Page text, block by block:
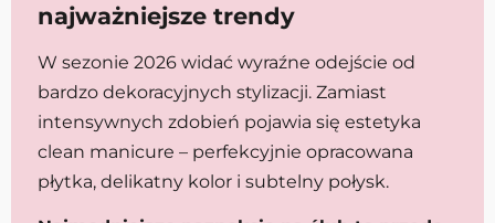
najważniejsze trendy
W sezonie 2026 widać wyraźne odejście od
bardzo dekoracyjnych stylizacji. Zamiast
intensywnych zdobień pojawia się estetyka
clean manicure – perfekcyjnie opracowana
płytka, delikatny kolor i subtelny połysk.